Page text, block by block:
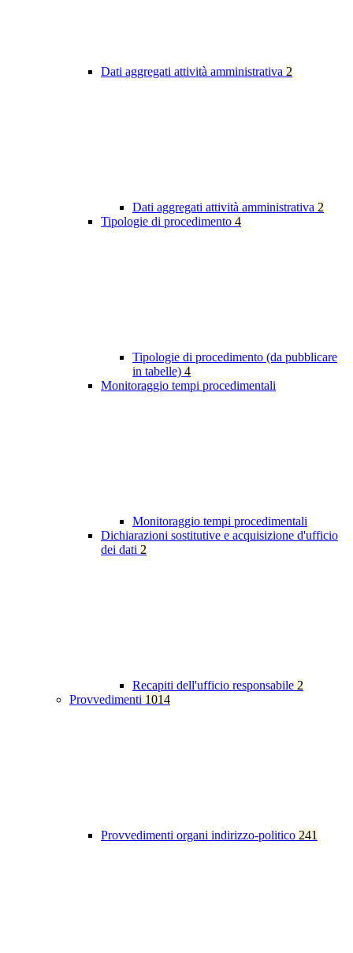
Dati aggregati attività amministrativa 2
Dati aggregati attività amministrativa 2
Tipologie di procedimento 4
Tipologie di procedimento (da pubblicare
in tabelle) 4
Monitoraggio tempi procedimentali
Monitoraggio tempi procedimentali
Dichiarazioni sostitutive e acquisizione d'ufficio
dei dati 2
Recapiti dell'ufficio responsabile 2
Provvedimenti 1014
Provvedimenti organi indirizzo-politico 241